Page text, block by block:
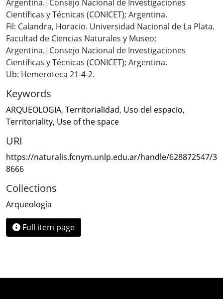
Argentina.|Consejo Nacional de Investigaciones
Científicas y Técnicas (CONICET); Argentina.
Fil: Calandra, Horacio. Universidad Nacional de La Plata.
Facultad de Ciencias Naturales y Museo;
Argentina.|Consejo Nacional de Investigaciones
Científicas y Técnicas (CONICET); Argentina.
Ub: Hemeroteca 21-4-2.
Keywords
ARQUEOLOGIA, Territorialidad, Uso del espacio,
Territoriality, Use of the space
URI
https://naturalis.fcnym.unlp.edu.ar/handle/628872547/3
8666
Collections
Arqueología
Full item page